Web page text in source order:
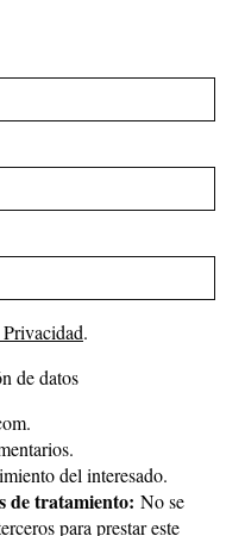
.
de datos
del interesado.
de tratamiento: No se
para prestar este